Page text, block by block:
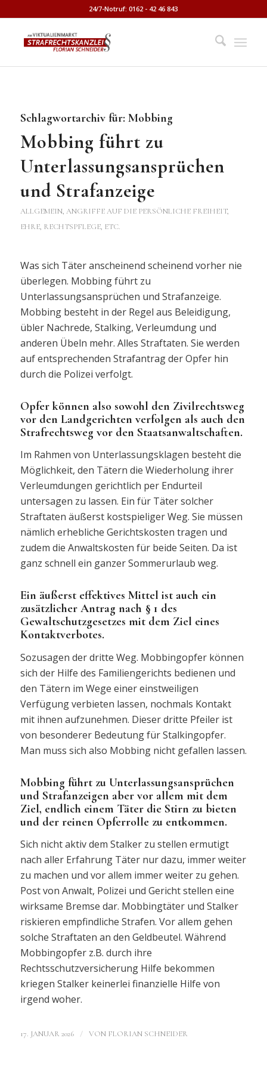
24/7-Notruf: 0162 - 42 46 843
Schlagwortarchiv für: Mobbing
Mobbing führt zu
Unterlassungsansprüchen
und Strafanzeige
ALLGEMEIN, ANGRIFFE AUF DIE PERSÖNLICHE FREIHEIT,
EHRE, RECHTSPFLEGE, ETC.
Was sich Täter anscheinend scheinend vorher nie
überlegen. Mobbing führt zu
Unterlassungsansprüchen und Strafanzeige.
Mobbing besteht in der Regel aus Beleidigung,
übler Nachrede, Stalking, Verleumdung und
anderen Übeln mehr. Alles Straftaten. Sie werden
auf entsprechenden Strafantrag der Opfer hin
durch die Polizei verfolgt.
Opfer können also sowohl den Zivilrechtsweg
vor den Landgerichten verfolgen als auch den
Strafrechtsweg vor den Staatsanwaltschaften.
Im Rahmen von Unterlassungsklagen besteht die
Möglichkeit, den Tätern die Wiederholung ihrer
Verleumdungen gerichtlich per Endurteil
untersagen zu lassen. Ein für Täter solcher
Straftaten äußerst kostspieliger Weg. Sie müssen
nämlich erhebliche Gerichtskosten tragen und
zudem die Anwaltskosten für beide Seiten. Da ist
ganz schnell ein ganzer Sommerurlaub weg.
Ein äußerst effektives Mittel ist auch ein
zusätzlicher Antrag nach § 1 des
Gewaltschutzgesetzes mit dem Ziel eines
Kontaktverbotes.
Sozusagen der dritte Weg. Mobbingopfer können
sich der Hilfe des Familiengerichts bedienen und
den Tätern im Wege einer einstweiligen
Verfügung verbieten lassen, nochmals Kontakt
mit ihnen aufzunehmen. Dieser dritte Pfeiler ist
von besonderer Bedeutung für Stalkingopfer.
Man muss sich also Mobbing nicht gefallen lassen.
Mobbing führt zu Unterlassungsansprüchen
und Strafanzeigen aber vor allem mit dem
Ziel, endlich einem Täter die Stirn zu bieten
und der reinen Opferrolle zu entkommen.
Sich nicht aktiv dem Stalker zu stellen ermutigt
nach aller Erfahrung Täter nur dazu, immer weiter
zu machen und vor allem immer weiter zu gehen.
Post von Anwalt, Polizei und Gericht stellen eine
wirksame Bremse dar. Mobbingtäter und Stalker
riskieren empfindliche Strafen. Vor allem gehen
solche Straftaten an den Geldbeutel. Während
Mobbingopfer z.B. durch ihre
Rechtsschutzversicherung Hilfe bekommen
kriegen Stalker keinerlei finanzielle Hilfe von
irgend woher.
17. JANUAR 2026 / VON FLORIAN SCHNEIDER